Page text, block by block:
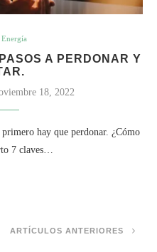
A PERDONAR Y
18, 2022
hay que perdonar. ¿Cómo
7 claves…
ARTÍCULOS ANTERIORES